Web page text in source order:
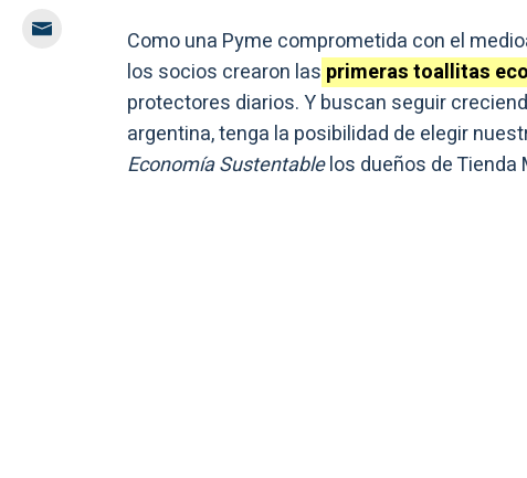
Como una Pyme comprometida con el
los socios crearon las primeras toallitas
protectores diarios. Y buscan seguir
argentina, tenga la posibilidad de elegir
Economía Sustentablelos dueños de Tienda